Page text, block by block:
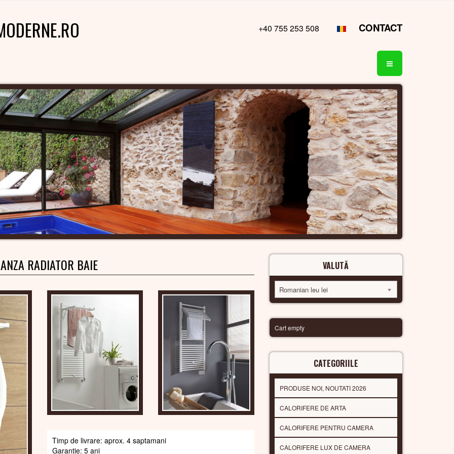
+40 755 253 508 CONTACT
RADIATOR BAIE
Timp de livrare: aprox. 4 saptamani
Garantie: 5 ani
VALUTĂ
Romanian leu lei
Cart empty
CATEGORIILE
PRODUSE NOI, NOUTATI 2026
CALORIFERE DE ARTA
CALORIFERE PENTRU CAMERA
CALORIFERE LUX DE CAMERA